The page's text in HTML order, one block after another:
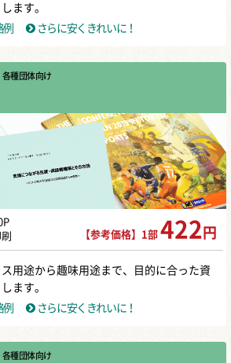
ます。
さらに安くきれいに！
各種団体向け
【参考価格】1部 422 円
用途から趣味用途まで、目的に合った資
ます。
さらに安くきれいに！
各種団体向け